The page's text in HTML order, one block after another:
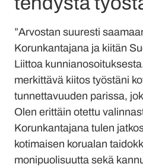
”Arvostan suuresti
Korunkantajana ja kiitän
Liittoa
merkittävä kiitos työstäni
tunnettavuuden parissa,
Olen erittäin otettu
Korunkantajana tulen
kotimaisen korualan
monipuolisuutta sekä